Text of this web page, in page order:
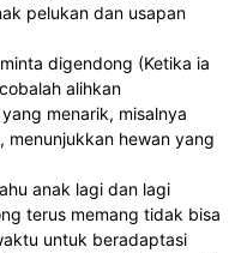
pelukan dan usapan
digendong (Ketika ia
alihkan
menarik, misalnya
menunjukkan hewan yang
anak lagi dan lagi
terus memang tidak bisa
untuk beradaptasi